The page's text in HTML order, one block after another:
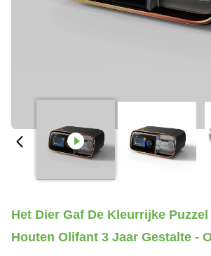
Het Dier Gaf De Kleurrijke
Houten Olifant 3 Jaar Gestalte -